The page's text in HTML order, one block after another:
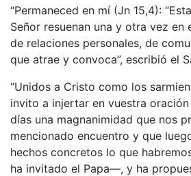
“Permaneced en mí (Jn 15,4):
Señor resuenan una y otra vez en
de relaciones personales, de
que atrae y convoca”, escribió el
“Unidos a Cristo como los
invito a injertar en vuestra
días una magnanimidad que nos
mencionado encuentro y que
hechos concretos lo que
ha invitado el Papa—, y ha